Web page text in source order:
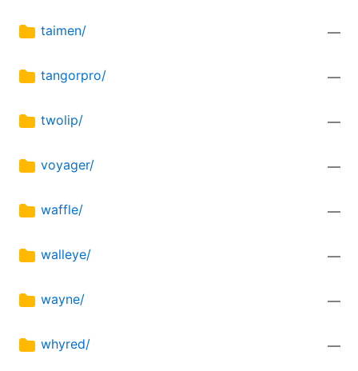
taimen/ —
tangorpro/ —
twolip/ —
voyager/ —
waffle/ —
walleye/ —
wayne/ —
whyred/ —